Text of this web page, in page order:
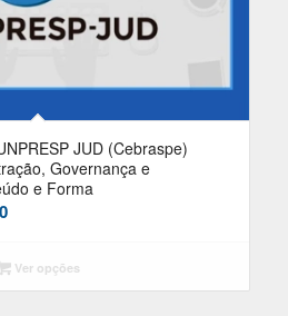
JUD (Cebraspe)
Governança e
e Forma
O
atual
é:
Ver opções